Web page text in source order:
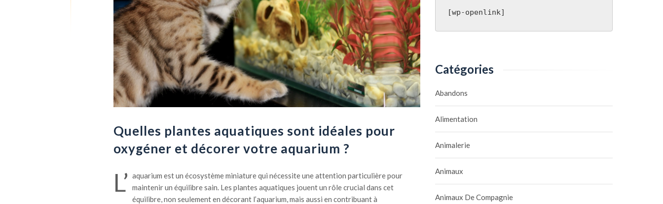
Quelles plantes aquatiques sont idéales pour
oxygéner et décorer votre aquarium ?
L’ aquarium est un écosystème miniature qui nécessite une attention particulière pour
maintenir un équilibre sain. Les plantes aquatiques jouent un rôle crucial dans cet
équilibre, non seulement en décorant l’aquarium, mais aussi en contribuant à
[wp-openlink]
Catégories
Abandons
Alimentation
Animalerie
Animaux
Animaux De Compagnie